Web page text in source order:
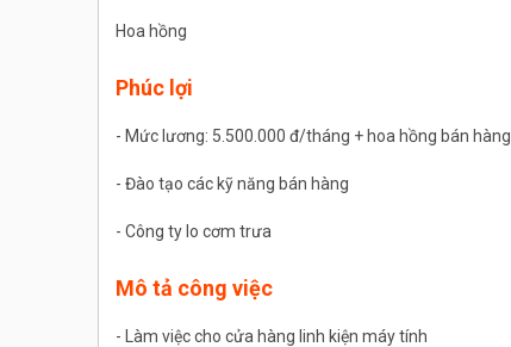
Hoa hồng
Phúc lợi
- Mức lương: 5.500.000 đ/tháng + hoa hồng bán hàng
- Đào tạo các kỹ năng bán hàng
- Công ty lo cơm trưa
Mô tả công việc
- Làm việc cho cửa hàng linh kiện máy tính